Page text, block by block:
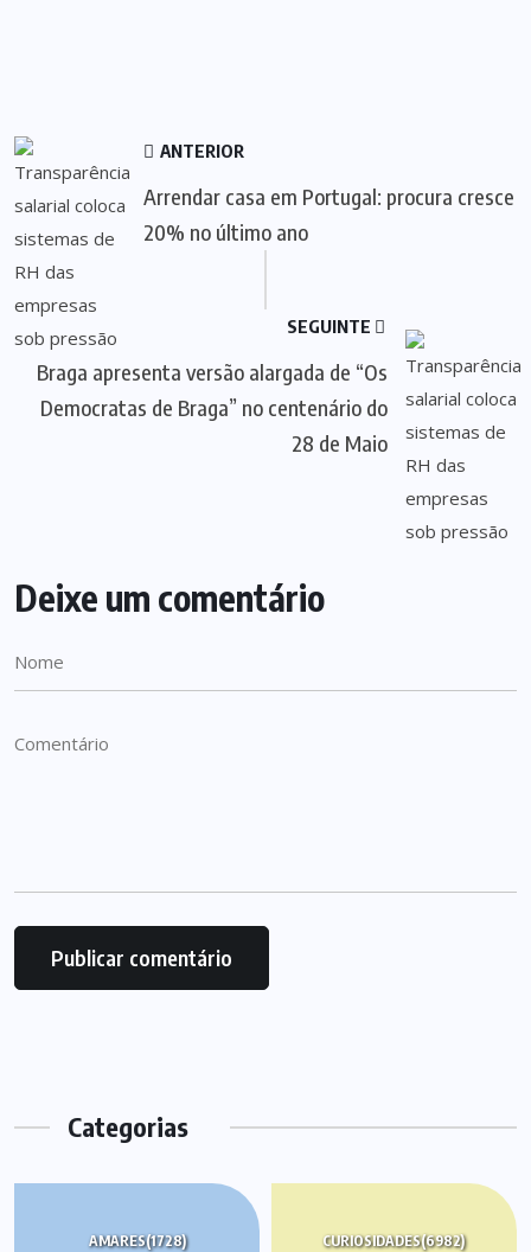
ANTERIOR
Arrendar casa em Portugal: procura cresce
20% no último ano
SEGUINTE
Braga apresenta versão alargada de “Os
Democratas de Braga” no centenário do
28 de Maio
Deixe um comentário
Categorias
AMARES(1728) CURIOSIDADES(6982)